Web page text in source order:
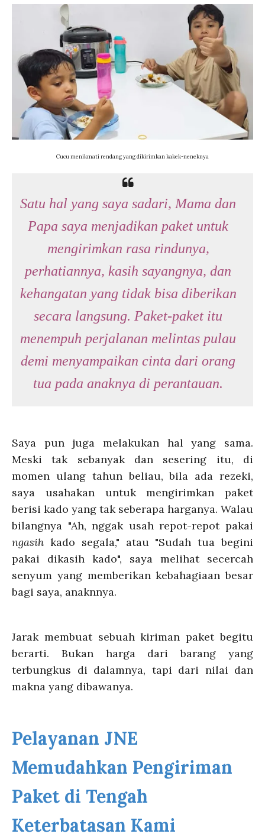
Cucu menikmati rendang yang dikirimkan kakek-neneknya
Satu hal yang saya sadari, Mama dan
Papa saya menjadikan paket untuk
mengirimkan rasa rindunya,
perhatiannya, kasih sayangnya, dan
kehangatan yang tidak bisa diberikan
secara langsung. Paket-paket itu
menempuh perjalanan melintas pulau
demi menyampaikan cinta dari orang
tua pada anaknya di perantauan.
Saya pun juga melakukan hal yang sama.
Meski tak sebanyak dan sesering itu, di
momen ulang tahun beliau, bila ada rezeki,
saya usahakan untuk mengirimkan paket
berisi kado yang tak seberapa harganya. Walau
bilangnya "Ah, nggak usah repot-repot pakai
ngasih kado segala," atau "Sudah tua begini
pakai dikasih kado", saya melihat secercah
senyum yang memberikan kebahagiaan besar
bagi saya, anaknnya.
Jarak membuat sebuah kiriman paket begitu
berarti. Bukan harga dari barang yang
terbungkus di dalamnya, tapi dari nilai dan
makna yang dibawanya.
Pelayanan JNE
Memudahkan Pengiriman
Paket di Tengah
Keterbatasan Kami